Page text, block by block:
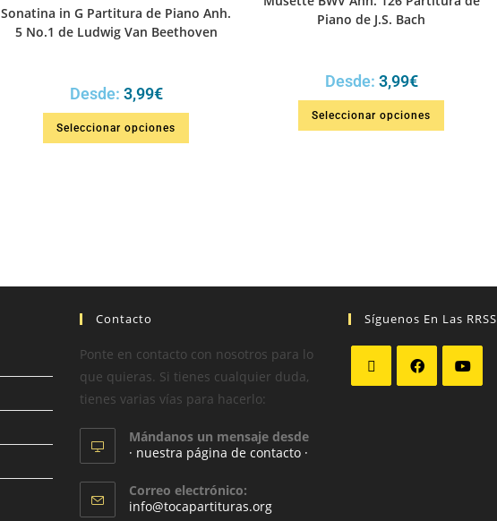
Sonatina in G Partitura de Piano Anh.
5 No.1 de Ludwig Van Beethoven
Desde: 3,99€
Seleccionar opciones
Piano de J.S. Bach
Desde: 3,99€
Seleccionar opciones
Contacto
Ponte en contacto con nosotros para lo
que quieras. Si tienes cualquier duda,
tienes varias vías para hacerlo:
Mándanos un mensaje desde
· nuestra página de contacto ·
Correo electrónico:
info@tocapartituras.org
Síguenos En Las RRSS